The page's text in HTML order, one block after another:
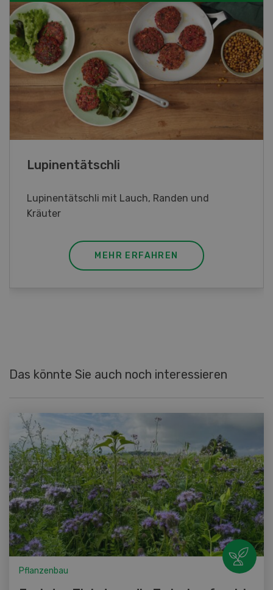
Frühlingsrollen
Frühlingsrollen mit Poulet
MEHR ERFAHREN
Das könnte Sie auch noch interessieren
Pflanzenbau